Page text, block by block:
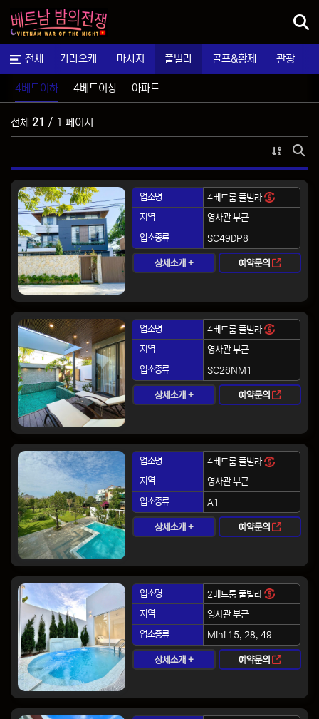
전체 메뉴가라오케 마사지 풀빌라 골프&황제 관광
4베드이하 4베드이상 아파트
4베드이하
전체 21 / 1 페이지
게시물
게시
업소명
4베드룸 풀빌라
지역
영사관 부근
업소종류
SC49DP8
상세소개 + 예약문의
업소명
4베드룸 풀빌라
지역
영사관 부근
업소종류
SC26NM1
상세소개 + 예약문의
업소명
4베드룸 풀빌라
지역
영사관 부근
업소종류
A1
상세소개 + 예약문의
업소명
2베드룸 풀빌라
지역
영사관 부근
업소종류
Mini 15, 28, 49
상세소개 + 예약문의